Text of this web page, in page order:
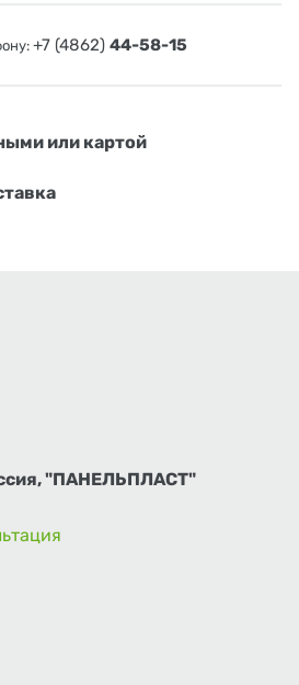
+7 (4862) 44-58-15
или картой
"ПАНЕЛЬПЛАСТ"